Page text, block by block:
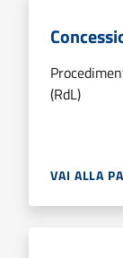
(RdL)
VAI ALLA